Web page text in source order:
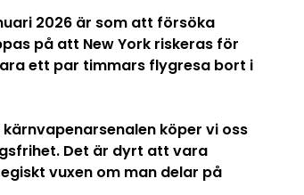
2026 är som att försöka
på att New York riskeras för
ett par timmars flygresa bort i
köper vi oss
Det är dyrt att vara
vuxen om man delar på